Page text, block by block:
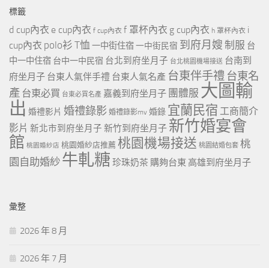
標籤
d cup內衣 e cup內衣 f cup內衣 f 罩杯內衣 g cup內衣 h 罩杯內衣 i
cup內衣 polo衫 T恤 一中街住宿一中街民宿 到府月嫂 制服 台
中一中住宿 台中一中民宿 台北到府坐月子 台北桃園機場接送 台南到
府坐月子 台東人氣伴手禮 台東人氣名產 台東伴手禮 台東名
產 台東必買 台東必買名產 嘉義到府坐月子 團體服 大圖輸
出 婚禮影片 婚禮錄影 婚禮錄影mv 婚錄 宜蘭民宿 工商簡介
影片 新北市到府坐月子 新竹到府坐月子 新竹婚宴會
館 桃園婚紗店 桃園婚紗店推薦 桃園機場接送 桃園結婚包套 桃
園自助婚紗 牛軋糖 珍珠奶茶 購夠台東 高雄到府坐月子
彙整
2026 年 8 月
2026 年 7 月